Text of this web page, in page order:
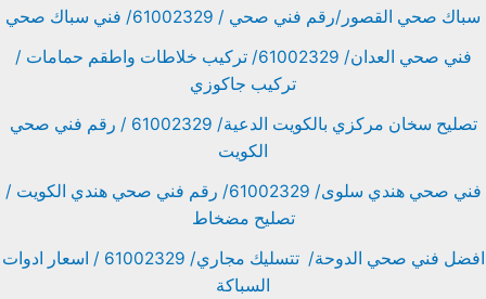
سباك صحي القصور/رقم فني صحي / 61002329/ فني سباك صحي
فني صحي العدان/ 61002329/ تركيب خلاطات واطقم حمامات /
تركيب جاكوزي
تصليح سخان مركزي بالكويت الدعية/ 61002329 / رقم فني صحي
الكويت
فني صحي هندي سلوى/ 61002329/ رقم فني صحي هندي الكويت /
تصليح مضخاط
افضل فني صحي الدوحة/ تتسليك مجاري/ 61002329 / اسعار ادوات
السباكة